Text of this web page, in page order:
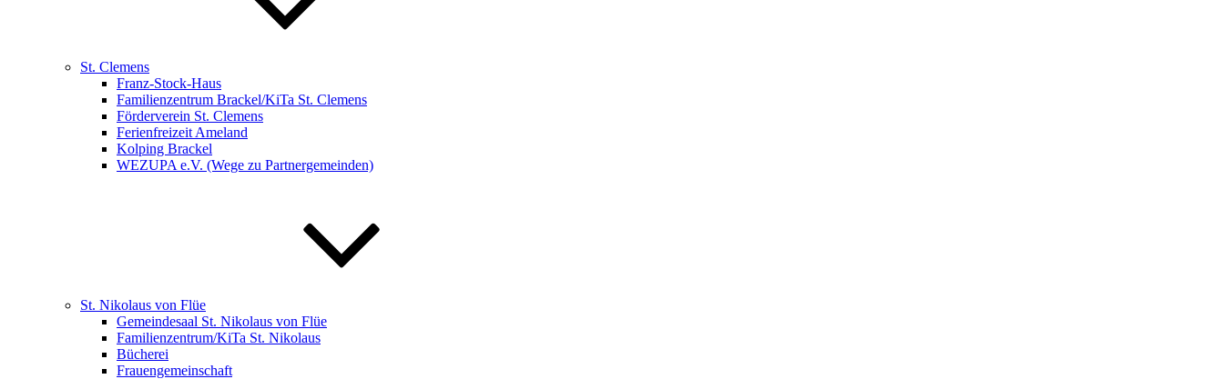
St. Clemens
Franz-Stock-Haus
Familienzentrum Brackel/KiTa St. Clemens
Förderverein St. Clemens
Ferienfreizeit Ameland
Kolping Brackel
WEZUPA e.V. (Wege zu Partnergemeinden)
St. Nikolaus von Flüe
Gemeindesaal St. Nikolaus von Flüe
Familienzentrum/KiTa St. Nikolaus
Bücherei
Frauengemeinschaft